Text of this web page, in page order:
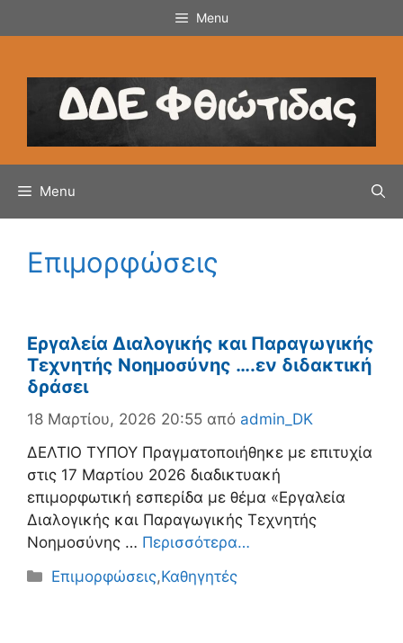
σε
Menu
Menu
Επιμορφώσεις
Εργαλεία Διαλογικής και Παραγωγικής
Τεχνητής Νοημοσύνης ….εν διδακτική
δράσει
18 Μαρτίου, 2026 20:55 από admin_DK
ΔΕΛΤΙΟ ΤΥΠΟΥ Πραγματοποιήθηκε με επιτυχία
στις 17 Μαρτίου 2026 διαδικτυακή
επιμορφωτική εσπερίδα με θέμα «Εργαλεία
Διαλογικής και Παραγωγικής Τεχνητής
Νοημοσύνης … Περισσότερα…
Κατηγορίες
Επιμορφώσεις,Καθηγητές